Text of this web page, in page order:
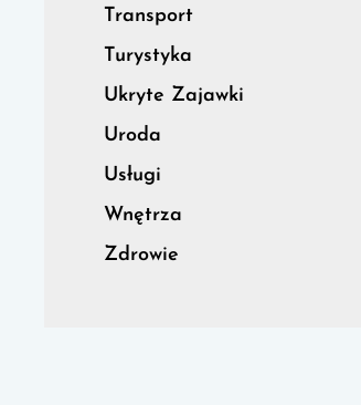
Transport
Turystyka
Ukryte Zajawki
Uroda
Usługi
Wnętrza
Zdrowie